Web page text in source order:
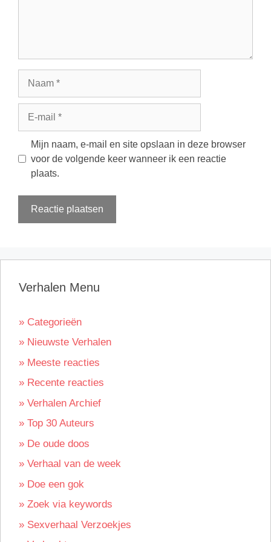
Mijn naam, e-mail en site opslaan in deze browser
voor de volgende keer wanneer ik een reactie
plaats.
Verhalen Menu
» Categorieën
» Nieuwste Verhalen
» Meeste reacties
» Recente reacties
» Verhalen Archief
» Top 30 Auteurs
» De oude doos
» Verhaal van de week
» Doe een gok
» Zoek via keywords
» Sexverhaal Verzoekjes